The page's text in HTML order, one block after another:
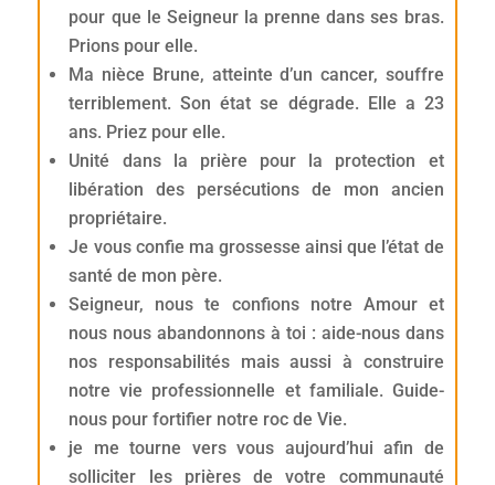
pour que le Seigneur la prenne dans ses bras.
Prions pour elle.
Ma nièce Brune, atteinte d’un cancer, souffre
terriblement. Son état se dégrade. Elle a 23
ans. Priez pour elle.
Unité dans la prière pour la protection et
libération des persécutions de mon ancien
propriétaire.
Je vous confie ma grossesse ainsi que l’état de
santé de mon père.
Seigneur, nous te confions notre Amour et
nous nous abandonnons à toi : aide-nous dans
nos responsabilités mais aussi à construire
notre vie professionnelle et familiale. Guide-
nous pour fortifier notre roc de Vie.
je me tourne vers vous aujourd’hui afin de
solliciter les prières de votre communauté